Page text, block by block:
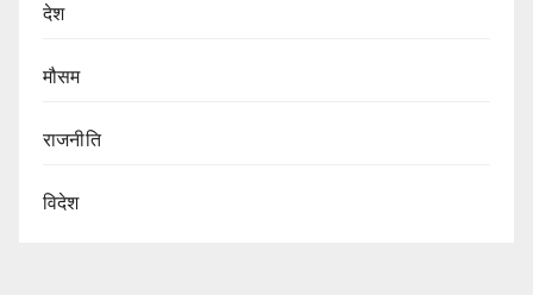
देश
मौसम
राजनीति
विदेश